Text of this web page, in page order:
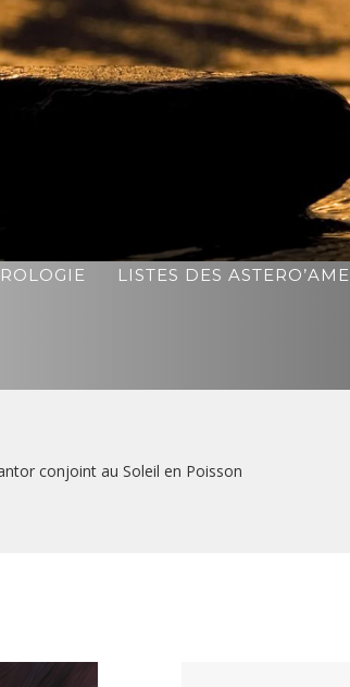
LISTES DES ASTERO’AME
conjoint au Soleil en Poisson